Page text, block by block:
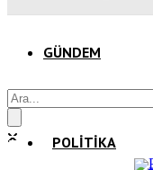
GÜNDEM
POLITIKA